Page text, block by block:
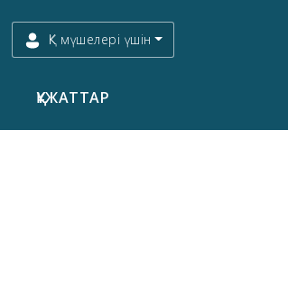
ҚК мүшелері үшін
ҚҰЖАТТАР